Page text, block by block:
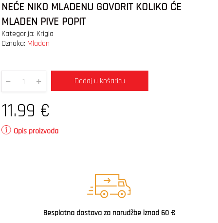
NEĆE NIKO MLADENU GOVORIT KOLIKO ĆE
MLADEN PIVE POPIT
Kategorija: Krigla
Oznaka: Mladen
Quantity
Dodaj u košaricu
11.99 €
Opis proizvoda
Besplatna dostava za narudžbe iznad 60 €